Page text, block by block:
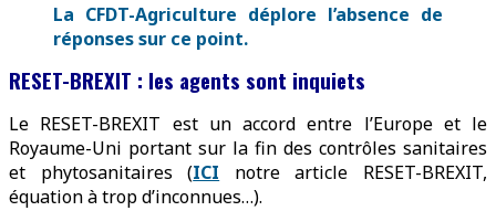
La CFDT-Agriculture déplore l’absence de
réponses sur ce point.
RESET-BREXIT : les agents sont inquiets
Le RESET-BREXIT est un accord entre l’Europe et le
Royaume-Uni portant sur la fin des contrôles sanitaires
et phytosanitaires (ICI notre article RESET-BREXIT,
équation à trop d’inconnues…).